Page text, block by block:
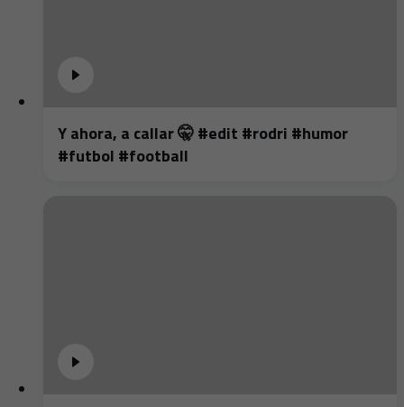
Y ahora, a callar 🤫 #edit #rodri #humor
#futbol #football